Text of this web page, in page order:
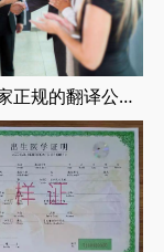
如何找一家正规的翻译公司，找正规翻译公司有哪些要求